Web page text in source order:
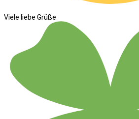
Viele liebe Grüße